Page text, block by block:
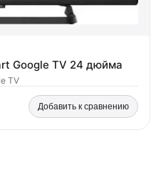
Google TV 24 дюйма
TV
Добавить к сравнению